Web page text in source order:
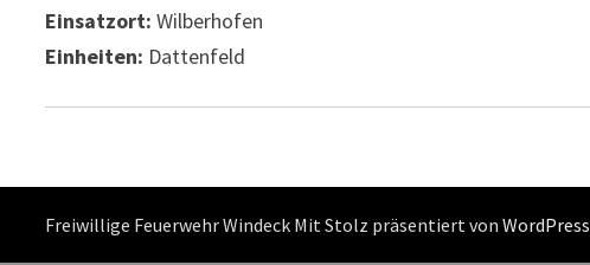
Einsatzort: Wilberhofen
Einheiten: Dattenfeld
Freiwillige Feuerwehr Windeck Mit Stolz präsentiert vonWordPress